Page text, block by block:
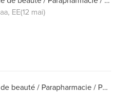
EE(12 mai)
(Boutique de beauté / Parapharmacie / Pharmacie)